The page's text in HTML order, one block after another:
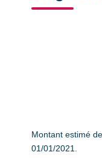
Montant estimé
01/01/2021.